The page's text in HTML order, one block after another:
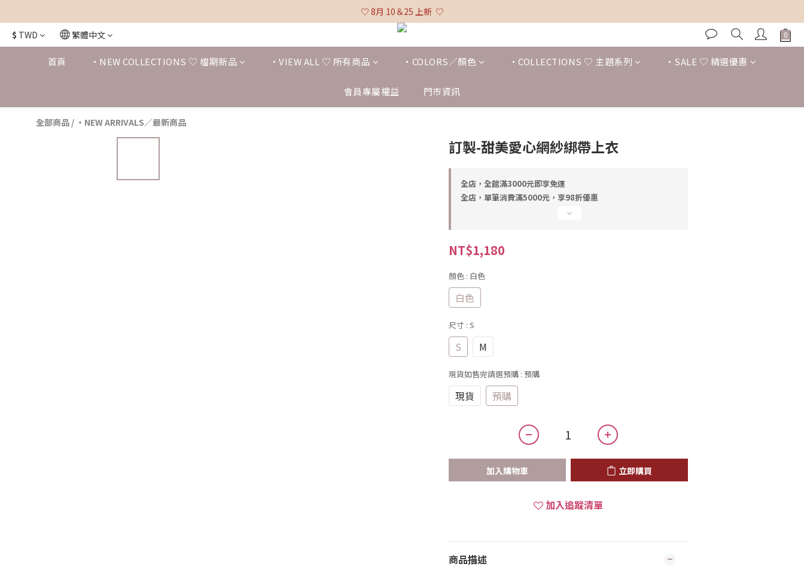
♡ 全館消費滿 $3,000 免運 (不含貨到付款及海外配送) ♡
♡ 8月 10＆25 上新  ♡
♡ 全館消費滿 $3,000 免運 (不含貨到付款及海外配送) ♡
$ TWD 繁體中文
首頁 ・NEW COLLECTIONS ♡ 檔期新品 ・VIEW ALL ♡ 所有商品 ・COLORS／顏色 ・COLLECTIONS ♡ 主題系列 ・SALE ♡ 精選優惠
會員專屬權益 門市資訊
全部商品 / ・NEW ARRIVALS／最新商品
訂製-甜美愛心網紗綁帶上衣
全店，全館滿3000元即享免運
全店，單筆消費滿5000元，享98折優惠
NT$1,180
顏色 : 白色
白色
尺寸 : S
S M
現貨如售完請選預購 : 預購
現貨 預購
加入購物車 立即購買
加入追蹤清單
商品描述